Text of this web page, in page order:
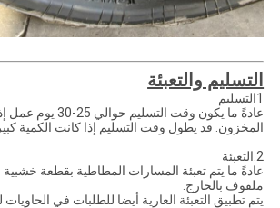
التسليم والتعبئة
1التسليم
عادةً ما يكون وقت
المخزون. قد يطول وقت التسليم إذا كانت الكمية
2.التعبئة
عادةً ما يتم تعبئة المسارات المطاطية بقطعة خشبية
ملفوف بالخارج.
يتم تطبيق التعبئة العارية أيضا للطلبات في الحاويات